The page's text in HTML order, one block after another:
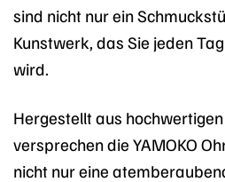
sind nicht nur ein
Kunstwerk, das Sie jeden
wird.
Hergestellt aus
versprechen die YAMOKO
nicht nur eine